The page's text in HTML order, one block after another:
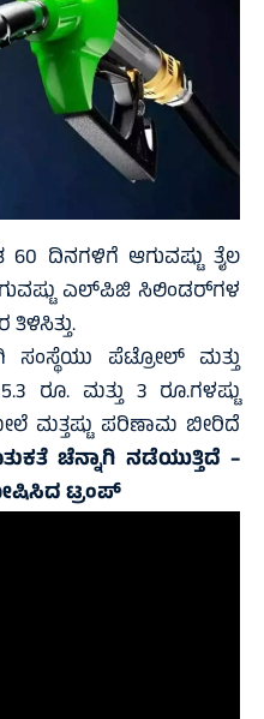
60 ದಿನಗಳಿಗೆ ಆಗುವಷ್ಟು ತೈಲ
ಎಲ್‌ಪಿಜಿ ಸಿಲಿಂಡರ್‌ಗಳ
ಪೆಟ್ರೋಲ್ ಮತ್ತು
ರೂ. ಮತ್ತು 3 ರೂ.ಗಳಷ್ಟು
ಮತ್ತಷ್ಟು ಪರಿಣಾಮ ಬೀರಿದೆ
ಚೆನ್ನಾಗಿ ನಡೆಯುತ್ತಿದೆ –
ಟ್ರಂಪ್‌